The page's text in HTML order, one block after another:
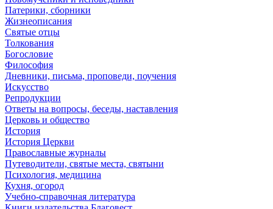
Патерики, сборники
Жизнеописания
Святые отцы
Толкования
Богословие
Философия
Дневники, письма, проповеди, поучения
Искусство
Репродукции
Ответы на вопросы, беседы, наставления
Церковь и общество
История
История Церкви
Православные журналы
Путеводители, святые места, святыни
Психология, медицина
Кухня, огород
Учебно-справочная литература